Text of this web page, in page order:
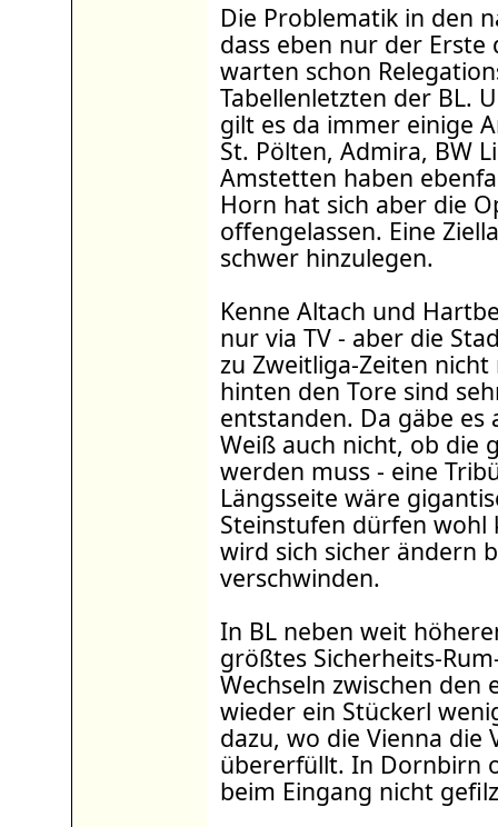
Die Problematik in den
dass eben nur der
warten schon
Tabellenletzten der BL.
gilt es da immer einige
St. Pölten, Admira, BW
Amstetten haben
Horn hat sich aber die
offengelassen. Eine
schwer hinzulegen.
Kenne Altach und
nur via TV - aber die
zu Zweitliga-Zeiten
hinten den Tore sind
entstanden. Da gäbe es
Weiß auch nicht, ob die
werden muss - eine
Längsseite wäre
Steinstufen dürfen wohl
wird sich sicher ändern
verschwinden.
In BL neben weit
größtes Sicherheits-
Wechseln zwischen den
wieder ein Stückerl
dazu, wo die Vienna die
übererfüllt. In Dornbirn
beim Eingang nicht